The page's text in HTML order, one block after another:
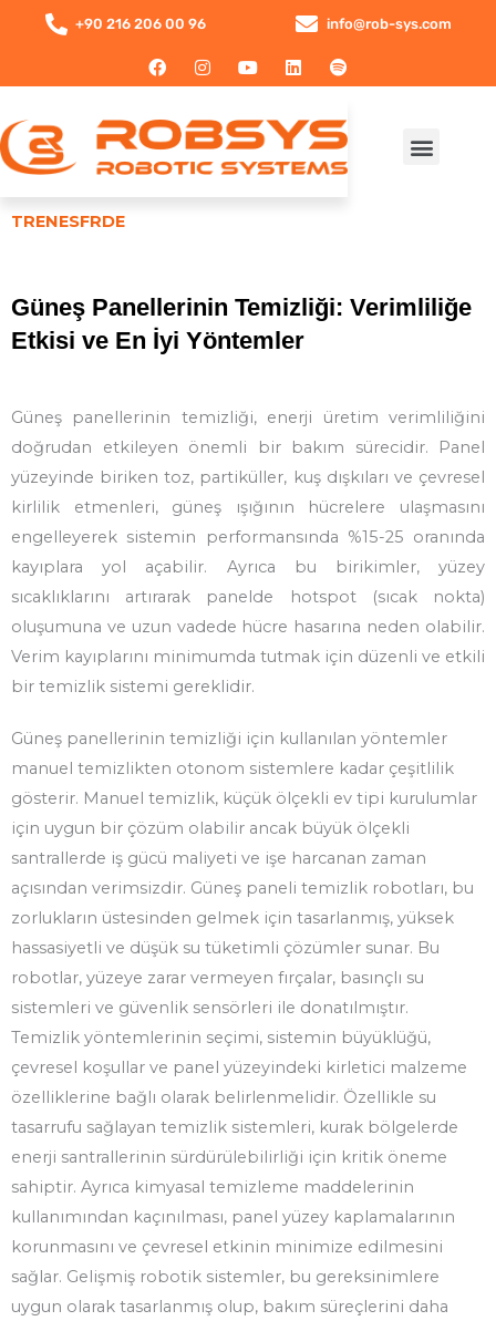
İçeriğe
+90 216 206 00 96 info@rob-sys.com
F
a
c
b
o
o
k
I
n
s
a
g
r
a
m
Y
o
u
u
b
e
L
i
n
e
d
i
n
S
p
o
i
f
y
Menu
TRENESFRDE
Güneş Panellerinin Temizliği: Verimliliğe
Etkisi ve En İyi Yöntemler
Güneş panellerinin temizliği, enerji üretim verimliliğini
doğrudan etkileyen önemli bir bakım sürecidir. Panel
yüzeyinde biriken toz, partiküller, kuş dışkıları ve çevresel
kirlilik etmenleri, güneş ışığının hücrelere ulaşmasını
engelleyerek sistemin performansında %15-25 oranında
kayıplara yol açabilir. Ayrıca bu birikimler, yüzey
sıcaklıklarını artırarak panelde hotspot (sıcak nokta)
oluşumuna ve uzun vadede hücre hasarına neden olabilir.
Verim kayıplarını minimumda tutmak için düzenli ve etkili
bir temizlik sistemi gereklidir.
Güneş panellerinin temizliği için kullanılan yöntemler
manuel temizlikten otonom sistemlere kadar çeşitlilik
gösterir. Manuel temizlik, küçük ölçekli ev tipi kurulumlar
için uygun bir çözüm olabilir ancak büyük ölçekli
santrallerde iş gücü maliyeti ve işe harcanan zaman
açısından verimsizdir. Güneş paneli temizlik robotları, bu
zorlukların üstesinden gelmek için tasarlanmış, yüksek
hassasiyetli ve düşük su tüketimli çözümler sunar. Bu
robotlar, yüzeye zarar vermeyen fırçalar, basınçlı su
sistemleri ve güvenlik sensörleri ile donatılmıştır.
Temizlik yöntemlerinin seçimi, sistemin büyüklüğü,
çevresel koşullar ve panel yüzeyindeki kirletici malzeme
özelliklerine bağlı olarak belirlenmelidir. Özellikle su
tasarrufu sağlayan temizlik sistemleri, kurak bölgelerde
enerji santrallerinin sürdürülebilirliği için kritik öneme
sahiptir. Ayrıca kimyasal temizleme maddelerinin
kullanımından kaçınılması, panel yüzey kaplamalarının
korunmasını ve çevresel etkinin minimize edilmesini
sağlar. Gelişmiş robotik sistemler, bu gereksinimlere
uygun olarak tasarlanmış olup, bakım süreçlerini daha